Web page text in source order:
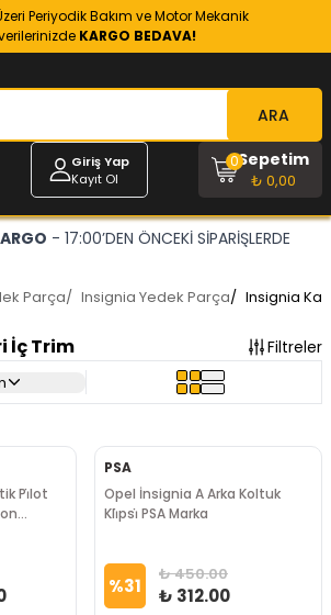
Periyodik Bakım ve Motor Mekanik
KARGO BEDAVA!
ARA
Giriş Yap
Kayıt Ol
Sepetim
₺ 0,00
0
OPEL VE CHEVROLET- RESMİ YEDEK
Parça/ Insignia Yedek Parça/ Insignia
İç Trim Filtreler
Pi̇lot
Marka
PSA
Opel İnsignia A Arka Koltuk
Kli̇psi̇ PSA Marka
%31 ₺ 450.00
₺ 312.00